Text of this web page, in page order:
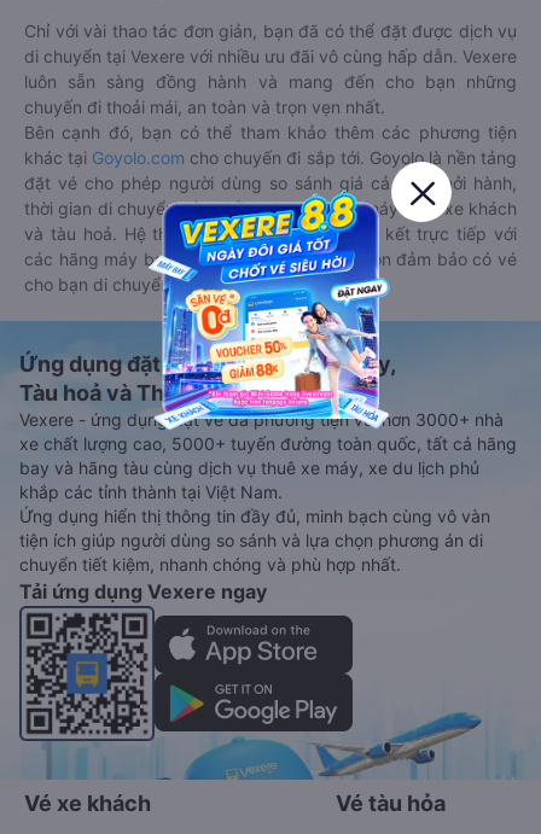
Chỉ với vài thao tác đơn giản, bạn đã có thể đặt được dịch vụ
di chuyển tại Vexere với nhiều ưu đãi vô cùng hấp dẫn. Vexere
luôn sẵn sàng đồng hành và mang đến cho bạn những
chuyến đi thoải mái, an toàn và trọn vẹn nhất.
Bên cạnh đó, bạn có thể tham khảo thêm các phương tiện
khác tại Goyolo.com cho chuyến đi sắp tới. Goyolo là nền tảng
đặt vé cho phép người dùng so sánh giá cả, giờ khởi hành,
thời gian di chuyển của nhiều phương tiện máy bay, xe khách
và tàu hoả. Hệ thống của Goyolo được liên kết trực tiếp với
các hãng máy bay, xe khách và tàu hoả, luôn đảm bảo có vé
cho bạn di chuyển.
Ứng dụng đặt vé Xe khách, Máy bay,
Tàu hoả và Thuê xe
Vexere - ứng dụng đặt vé đa phương tiện với hơn 3000+ nhà
xe chất lượng cao, 5000+ tuyến đường toàn quốc, tất cả hãng
bay và hãng tàu cùng dịch vụ thuê xe máy, xe du lịch phủ
khắp các tỉnh thành tại Việt Nam.
Ứng dụng hiển thị thông tin đầy đủ, minh bạch cùng vô vàn
tiện ích giúp người dùng so sánh và lựa chọn phương án di
chuyển tiết kiệm, nhanh chóng và phù hợp nhất.
Tải ứng dụng Vexere ngay
Vé xe khách Vé tàu hỏa